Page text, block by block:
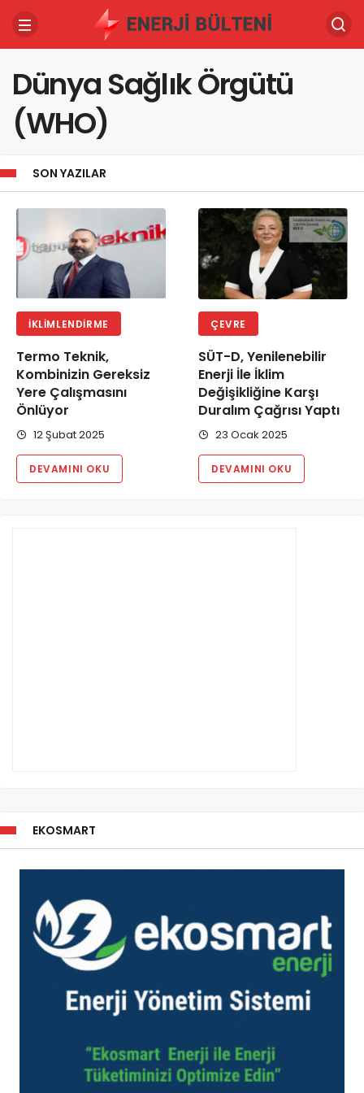
Dünya Sağlık Örgütü
(WHO)
SON YAZILAR
İKLIMLENDIRME
Termo Teknik,
Kombinizin Gereksiz
Yere Çalışmasını
Önlüyor
12 Şubat 2025
DEVAMINI OKU
ÇEVRE
SÜT-D, Yenilenebilir
Enerji İle İklim
Değişikliğine Karşı
Duralım Çağrısı Yaptı
23 Ocak 2025
DEVAMINI OKU
EKOSMART